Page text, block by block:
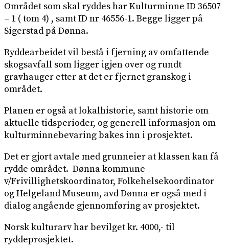
Området som skal ryddes har Kulturminne ID 36507
– 1 ( tom 4) , samt ID nr 46556-1. Begge ligger på
Sigerstad på Dønna.
Ryddearbeidet vil bestå i fjerning av omfattende
skogsavfall som ligger igjen over og rundt
gravhauger etter at det er fjernet granskog i
området.
Planen er også at lokalhistorie, samt historie om
aktuelle tidsperioder, og generell informasjon om
kulturminnebevaring bakes inn i prosjektet.
Det er gjort avtale med grunneier at klassen kan få
rydde området. Dønna kommune
v/Frivillighetskoordinator, Folkehelsekoordinator
og Helgeland Museum, avd Dønna er også med i
dialog angående gjennomføring av prosjektet.
Norsk kulturarv har bevilget kr. 4000,- til
ryddeprosjektet.